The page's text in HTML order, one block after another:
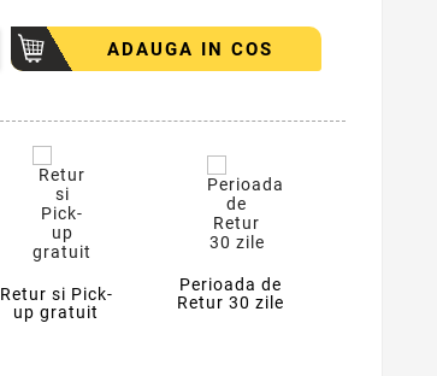
ADAUGA IN COS
Retur si Pick-
up gratuit
Perioada de
Retur 30 zile